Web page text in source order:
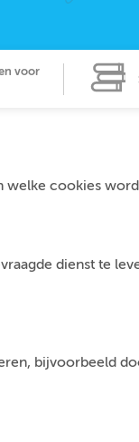
voor
cookies
dienst te
bijvoorbeeld